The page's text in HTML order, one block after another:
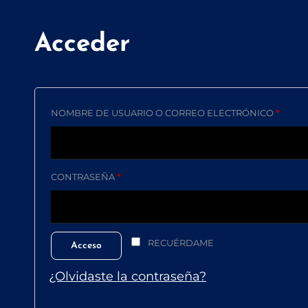
Acceder
NOMBRE DE USUARIO O CORREO ELECTRÓNICO*
CONTRASEÑA*OBLIGATORIO
RECUÉRDAME
Acceso
¿Olvidaste la contraseña?